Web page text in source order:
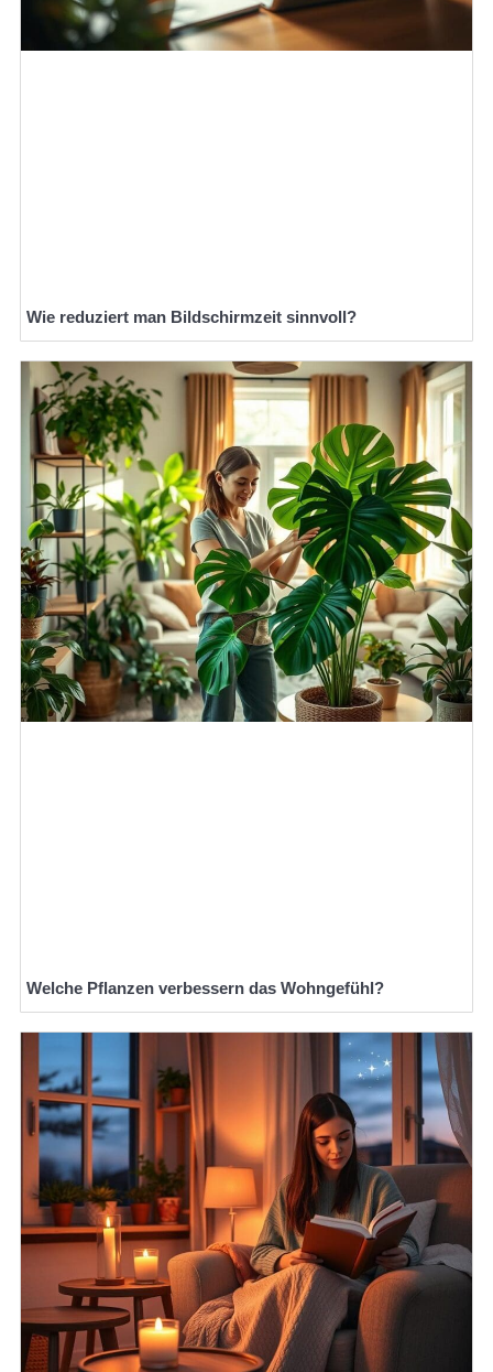
Wie reduziert man Bildschirmzeit sinnvoll?
Welche Pflanzen verbessern das Wohngefühl?